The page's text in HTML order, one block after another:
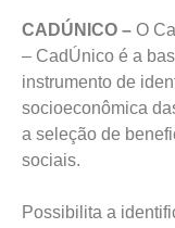
CADÚNICO – O
– CadÚnico é a
instrumento de
socioeconômica
a seleção de
sociais.
Possibilita a